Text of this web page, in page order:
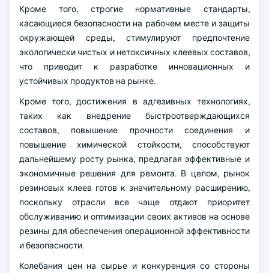
Кроме того, строгие нормативные стандарты,
касающиеся безопасности на рабочем месте и защиты
окружающей среды, стимулируют предпочтение
экологически чистых и нетоксичных клеевых составов,
что приводит к разработке инновационных и
устойчивых продуктов на рынке.
Кроме того, достижения в адгезивных технологиях,
таких как внедрение быстроотверждающихся
составов, повышение прочности соединения и
повышение химической стойкости, способствуют
дальнейшему росту рынка, предлагая эффективные и
экономичные решения для ремонта. В целом, рынок
резиновых клеев готов к значительному расширению,
поскольку отрасли все чаще отдают приоритет
обслуживанию и оптимизации своих активов на основе
резины для обеспечения операционной эффективности
и безопасности.
Колебания цен на сырье и конкуренция со стороны